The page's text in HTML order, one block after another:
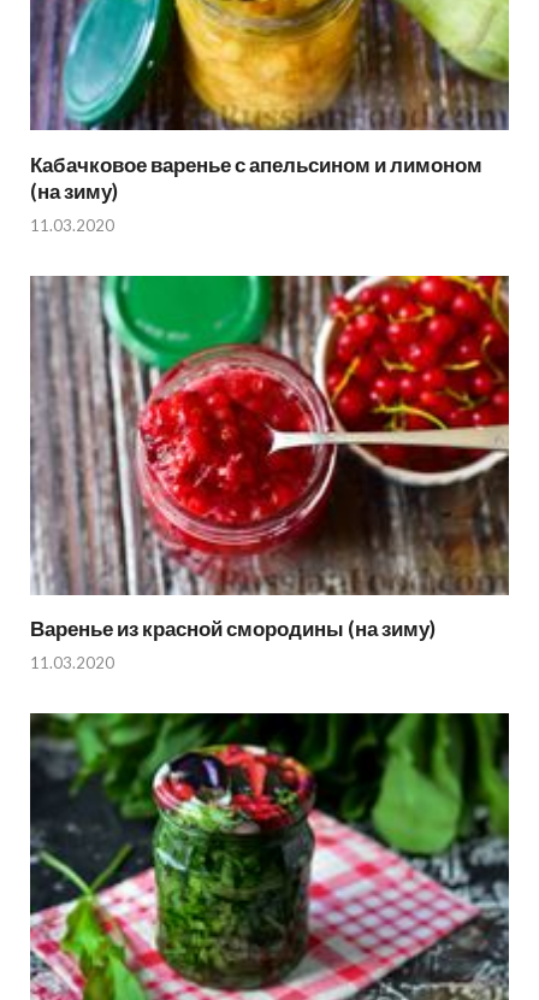
Кабачковое варенье с апельсином и лимоном
(на зиму)
11.03.2020
Варенье из красной смородины (на зиму)
11.03.2020